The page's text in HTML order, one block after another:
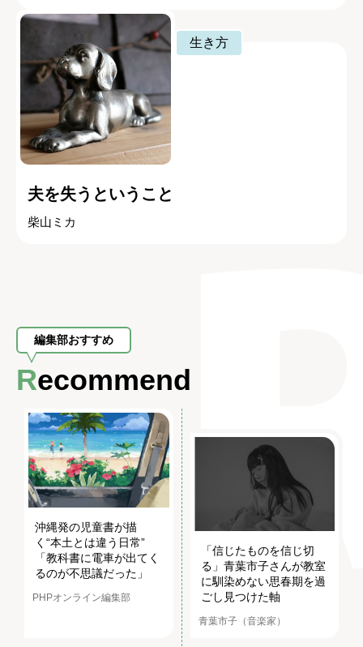
生き方
夫を失うということ
柴山ミカ
編集部おすすめ
Recommend
沖縄発の児童書が描
く“本土とは違う日常”
「教科書に電車が出てく
るのが不思議だった」
PHPオンライン編集部
「信じたものを信じ切
る」青葉市子さんが教室
に馴染めない思春期を過
ごし見つけた軸
青葉市子（音楽家）